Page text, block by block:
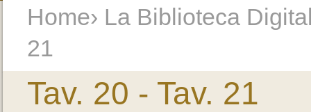
Home› La Biblioteca
21
Tav. 20 - Tav. 21